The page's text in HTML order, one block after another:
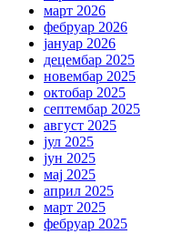
март 2026
фебруар 2026
јануар 2026
децембар 2025
новембар 2025
октобар 2025
септембар 2025
август 2025
јул 2025
јун 2025
мај 2025
април 2025
март 2025
фебруар 2025